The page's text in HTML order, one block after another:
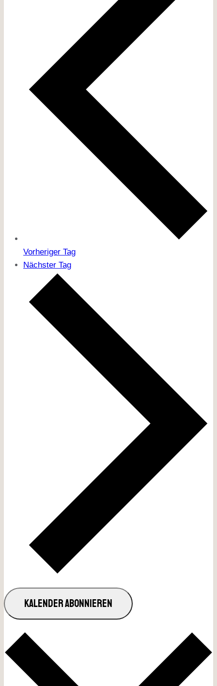
Vorheriger Tag
Nächster Tag
KALENDER ABONNIEREN